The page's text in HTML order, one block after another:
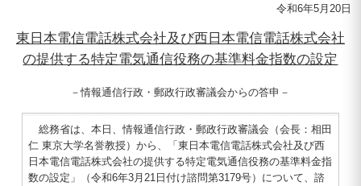
令和6年5月20日
東日本電信電話株式会社及び西日本電信電話株式会社
の提供する特定電気通信役務の基準料金指数の設定
－情報通信行政・郵政行政審議会からの答申－
総務省は、本日、情報通信行政・郵政行政審議会（会長：相田
仁 東京大学名誉教授）から、「東日本電信電話株式会社及び西
日本電信電話株式会社の提供する特定電気通信役務の基準料金指
数の設定」（令和6年3月21日付け諮問第3179号）について、諮